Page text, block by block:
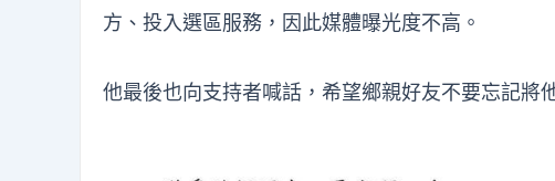
方、投入選區服務，因此媒體曝光度不高。
他最後也向支持者喊話，希望鄉親好友不要忘記將